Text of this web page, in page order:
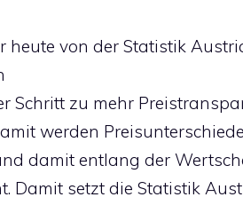
heute von der Statistik
Schritt zu mehr
werden
damit entlang der
Damit setzt die Statistik